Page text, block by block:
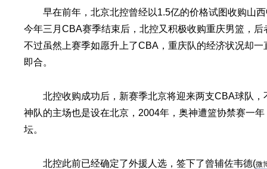
早在前年，北京北控曾经以1.5亿的价格试图收购山
今年三月CBA赛季结束后，北控又积极收购重庆男篮，
不过虽然上赛季如愿升上了CBA，重庆队的经济状况却
即合。
北控收购成功后，新赛季北京将迎来两支CBA球队
神队的主场也是设在北京，2004年，奥神遭篮协禁赛一
坛。
北控此前已经确定了外援人选，签下了曾辅佐韦德(微